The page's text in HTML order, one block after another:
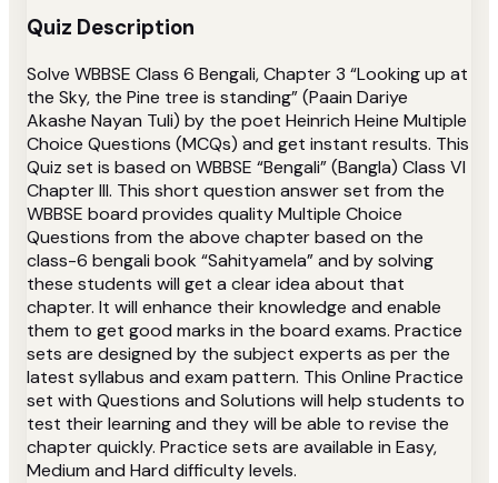
Quiz Description
Solve WBBSE Class 6 Bengali, Chapter 3 “Looking up at
the Sky, the Pine tree is standing” (Paain Dariye
Akashe Nayan Tuli) by the poet Heinrich Heine Multiple
Choice Questions (MCQs) and get instant results. This
Quiz set is based on WBBSE “Bengali” (Bangla) Class VI
Chapter III. This short question answer set from the
WBBSE board provides quality Multiple Choice
Questions from the above chapter based on the
class-6 bengali book “Sahityamela” and by solving
these students will get a clear idea about that
chapter. It will enhance their knowledge and enable
them to get good marks in the board exams. Practice
sets are designed by the subject experts as per the
latest syllabus and exam pattern. This Online Practice
set with Questions and Solutions will help students to
test their learning and they will be able to revise the
chapter quickly. Practice sets are available in Easy,
Medium and Hard difficulty levels.